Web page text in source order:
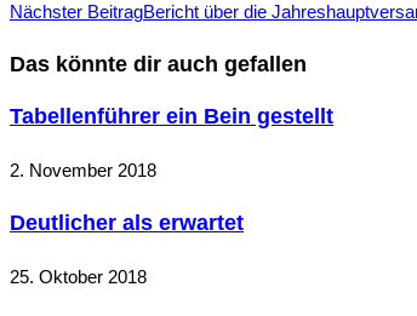
Nächster BeitragBericht über die
Das könnte dir auch gefallen
Tabellenführer ein Bein gestellt
2. November 2018
Deutlicher als erwartet
25. Oktober 2018